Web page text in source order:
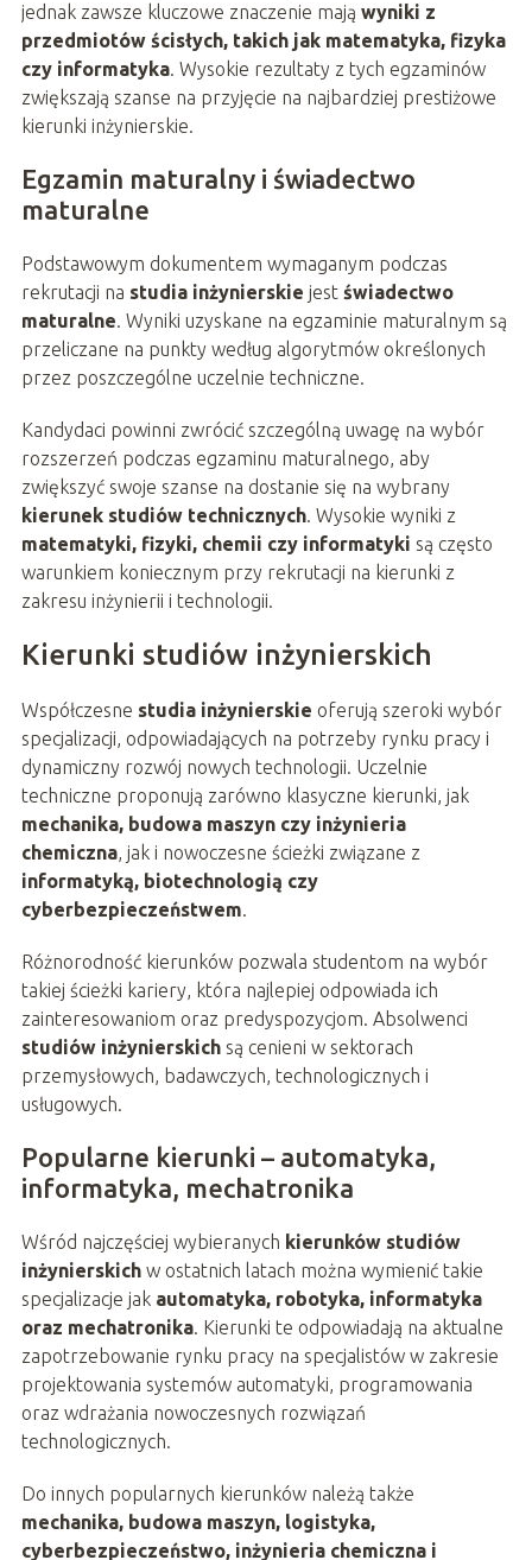
jednak zawsze kluczowe znaczenie mają wyniki z
przedmiotów ścisłych, takich jak matematyka, fizyka
czy informatyka. Wysokie rezultaty z tych egzaminów
zwiększają szanse na przyjęcie na najbardziej prestiżowe
kierunki inżynierskie.
Egzamin maturalny i świadectwo
maturalne
Podstawowym dokumentem wymaganym podczas
rekrutacji na studia inżynierskie jest świadectwo
maturalne. Wyniki uzyskane na egzaminie maturalnym są
przeliczane na punkty według algorytmów określonych
przez poszczególne uczelnie techniczne.
Kandydaci powinni zwrócić szczególną uwagę na wybór
rozszerzeń podczas egzaminu maturalnego, aby
zwiększyć swoje szanse na dostanie się na wybrany
kierunek studiów technicznych. Wysokie wyniki z
matematyki, fizyki, chemii czy informatyki są często
warunkiem koniecznym przy rekrutacji na kierunki z
zakresu inżynierii i technologii.
Kierunki studiów inżynierskich
Współczesne studia inżynierskie oferują szeroki wybór
specjalizacji, odpowiadających na potrzeby rynku pracy i
dynamiczny rozwój nowych technologii. Uczelnie
techniczne proponują zarówno klasyczne kierunki, jak
mechanika, budowa maszyn czy inżynieria
chemiczna, jak i nowoczesne ścieżki związane z
informatyką, biotechnologią czy
cyberbezpieczeństwem.
Różnorodność kierunków pozwala studentom na wybór
takiej ścieżki kariery, która najlepiej odpowiada ich
zainteresowaniom oraz predyspozycjom. Absolwenci
studiów inżynierskichsą cenieni w sektorach
przemysłowych, badawczych, technologicznych i
usługowych.
Popularne kierunki – automatyka,
informatyka, mechatronika
Wśród najczęściej wybieranych kierunków studiów
inżynierskichw ostatnich latach można wymienić takie
specjalizacje jak automatyka, robotyka, informatyka
oraz mechatronika. Kierunki te odpowiadają na aktualne
zapotrzebowanie rynku pracy na specjalistów w zakresie
projektowania systemów automatyki, programowania
oraz wdrażania nowoczesnych rozwiązań
technologicznych.
Do innych popularnych kierunków należą także
mechanika, budowa maszyn, logistyka,
cyberbezpieczeństwo, inżynieria chemiczna i